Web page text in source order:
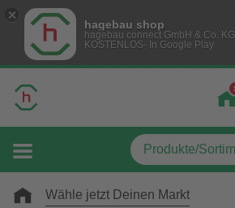
hagebau shop
hagebau connect GmbH & Co. KG
KOSTENLOS- In Google Play
Wähle jetzt Deinen Markt